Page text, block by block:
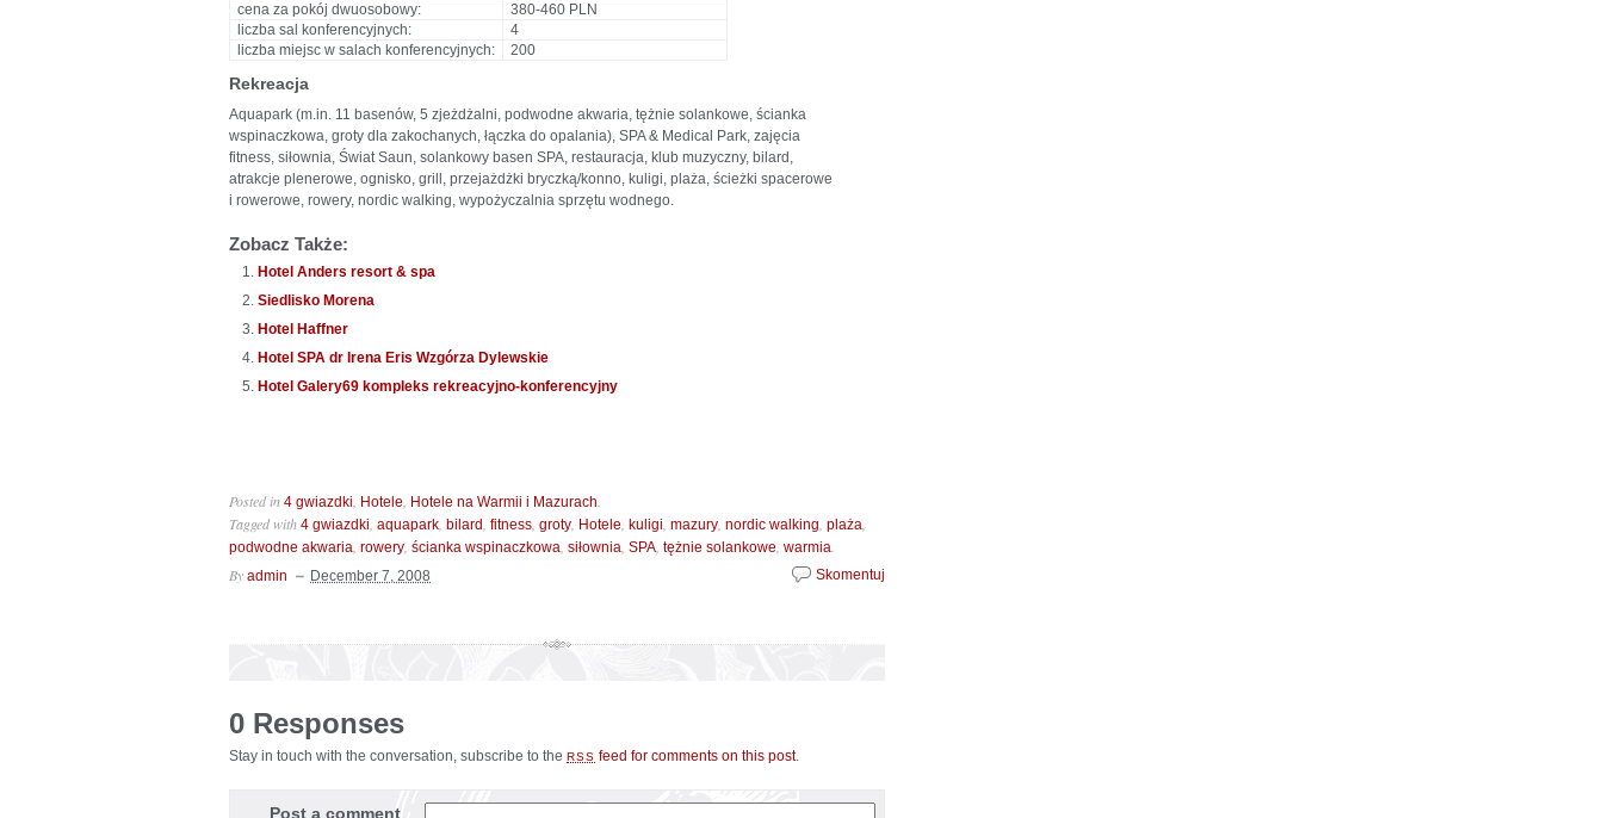
cena za pokój dwuosobowy:
380-460 PLN
liczba sal konferencyjnych:
4
liczba miejsc w salach konferencyjnych:
200
Rekreacja
Aquapark (m.in. 11 basenów, 5 zjeżdżalni, podwodne akwaria, tężnie solankowe, ścianka
wspinaczkowa, groty dla zakochanych, łączka do opalania), SPA & Medical Park, zajęcia
fitness, siłownia, Świat Saun, solankowy basen SPA, restauracja, klub muzyczny, bilard,
atrakcje plenerowe, ognisko, grill, przejażdżki bryczką/konno, kuligi, plaża, ścieżki spacerowe
i rowerowe, rowery, nordic walking, wypożyczalnia sprzętu wodnego.
Zobacz Także:
Hotel Anders resort & spa
Siedlisko Morena
Hotel Haffner
Hotel SPA dr Irena Eris Wzgórza Dylewskie
Hotel Galery69 kompleks rekreacyjno-konferencyjny
Posted in 4 gwiazdki, Hotele, Hotele na Warmii i Mazurach.
Tagged with 4 gwiazdki, aquapark, bilard, fitness, groty, Hotele, kuligi, mazury, nordic walking, plaża,
podwodne akwaria, rowery, ścianka wspinaczkowa, siłownia, SPA, tężnie solankowe, warmia.
By admin December 7, 2008 Skomentuj
0 Responses
Stay in touch with the conversation, subscribe to the RSS feed for comments on this post.
Post a comment